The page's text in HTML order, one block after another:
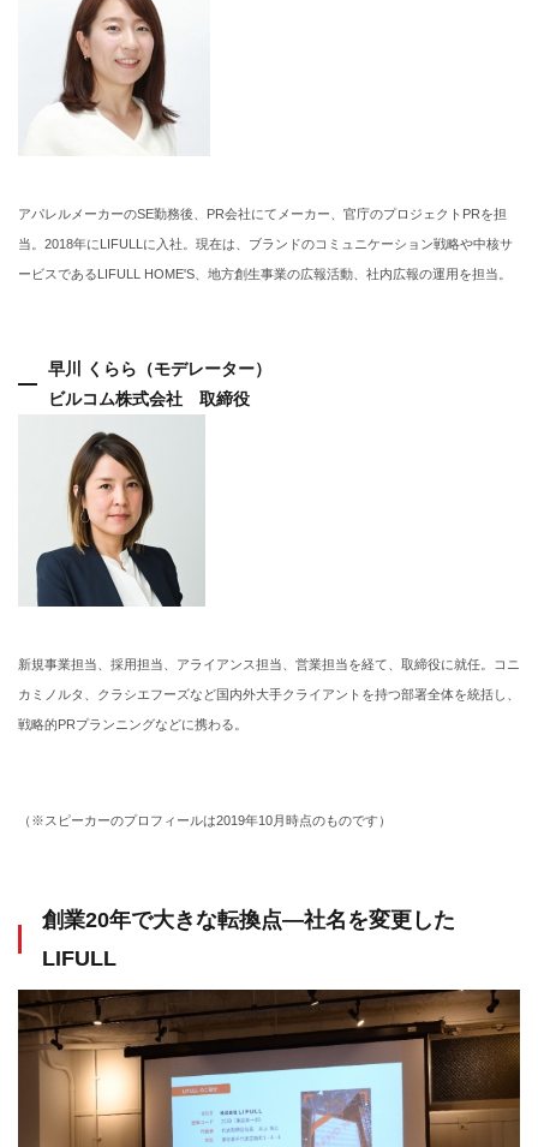
アパレルメーカーのSE勤務後、PR会社にてメーカー、官庁のプロジェクトPRを担
当。2018年にLIFULLに入社。現在は、ブランドのコミュニケーション戦略や中核サ
ービスであるLIFULL HOME'S、地方創生事業の広報活動、社内広報の運用を担当。
早川 くらら（モデレーター）
ビルコム株式会社 取締役
新規事業担当、採用担当、アライアンス担当、営業担当を経て、取締役に就任。コニ
カミノルタ、クラシエフーズなど国内外大手クライアントを持つ部署全体を統括し、
戦略的PRプランニングなどに携わる。
（※スピーカーのプロフィールは2019年10月時点のものです）
創業20年で大きな転換点―社名を変更した
LIFULL